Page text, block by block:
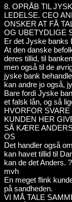
8. OPRÅB TIL
LEDELSE. CEO
ONSKER AT FÅ
OG UBETYDLIGE
Er det Jyske banks
At den danske
deres tillid, til
men også til de
jyske bank
kan andre jo også,
Bare fordi Jyske
et falsk lån, og så
HVORFOR
KUNDEN HER
SÅ KÆRE
OS
Det handler også
kan havet tillid til
kan de det Anders. ?
mvh
En meget flink
på sandheden.
VI MÅ TALE